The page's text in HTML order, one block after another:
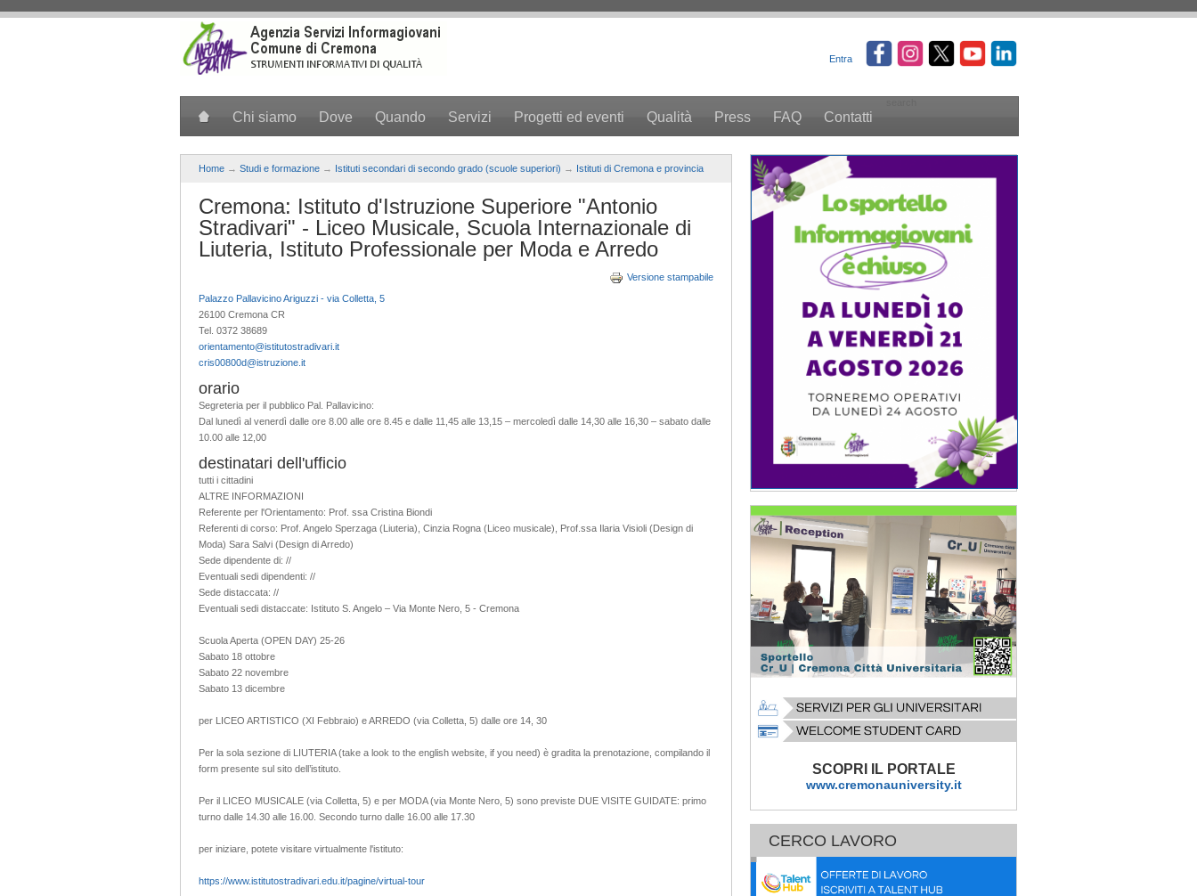
Entra
Chi siamo Dove Quando Servizi Progetti ed eventi Qualità Press FAQ Contatti
Home → Studi e formazione → Istituti secondari di secondo grado (scuole superiori) → Istituti di Cremona e provincia
Cremona: Istituto d'Istruzione Superiore "Antonio
Stradivari" - Liceo Musicale, Scuola Internazionale di
Liuteria, Istituto Professionale per Moda e Arredo
Versione stampabile
Palazzo Pallavicino Ariguzzi - via Colletta, 5
26100 Cremona CR
Tel. 0372 38689
orientamento@istitutostradivari.it
cris00800d@istruzione.it
orario
Segreteria per il pubblico Pal. Pallavicino:
Dal lunedì al venerdì dalle ore 8.00 alle ore 8.45 e dalle 11,45 alle 13,15 – mercoledì dalle 14,30 alle 16,30 – sabato dalle
10.00 alle 12,00
destinatari dell'ufficio
tutti i cittadini
ALTRE INFORMAZIONI
Referente per l'Orientamento: Prof. ssa Cristina Biondi
Referenti di corso: Prof. Angelo Sperzaga (Liuteria), Cinzia Rogna (Liceo musicale), Prof.ssa Ilaria Visioli (Design di
Moda) Sara Salvi (Design di Arredo)
Sede dipendente di: //
Eventuali sedi dipendenti: //
Sede distaccata: //
Eventuali sedi distaccate: Istituto S. Angelo – Via Monte Nero, 5 - Cremona
Scuola Aperta (OPEN DAY) 25-26
Sabato 18 ottobre
Sabato 22 novembre
Sabato 13 dicembre
per LICEO ARTISTICO (XI Febbraio) e ARREDO (via Colletta, 5) dalle ore 14, 30
Per la sola sezione di LIUTERIA (take a look to the english website, if you need) è gradita la prenotazione, compilando il
form presente sul sito dell’istituto.
Per il LICEO MUSICALE (via Colletta, 5) e per MODA (via Monte Nero, 5) sono previste DUE VISITE GUIDATE: primo
turno dalle 14.30 alle 16.00. Secondo turno dalle 16.00 alle 17.30
per iniziare, potete visitare virtualmente l'istituto:
https://www.istitutostradivari.edu.it/pagine/virtual-tour
SCOPRI IL PORTALE
www.cremonauniversity.it
CERCO LAVORO